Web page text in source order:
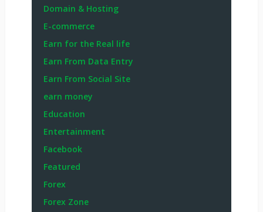
Domain & Hosting
E-commerce
Earn for the Real life
Earn From Data Entry
Earn From Social Site
earn money
Education
Entertainment
Facebook
Featured
Forex
Forex Zone